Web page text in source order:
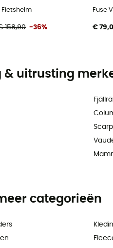
158,90 -36%
Fuse
€
& uitrusting
categorieën